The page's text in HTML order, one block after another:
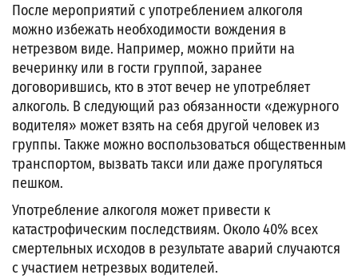
После мероприятий с употреблением алкоголя
можно избежать необходимости вождения в
нетрезвом виде. Например, можно прийти на
вечеринку или в гости группой, заранее
договорившись, кто в этот вечер не употребляет
алкоголь. В следующий раз обязанности «дежурного
водителя» может взять на себя другой человек из
группы. Также можно воспользоваться общественным
транспортом, вызвать такси или даже прогуляться
пешком.
Употребление алкоголя может привести к
катастрофическим последствиям. Около 40% всех
смертельных исходов в результате аварий случаются
с участием нетрезвых водителей.